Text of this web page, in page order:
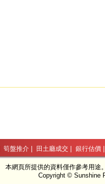
筍盤推介| 田土廳成交 銀行估價
本網頁所提供的資料僅作參考用途
Copyright © Sunshine